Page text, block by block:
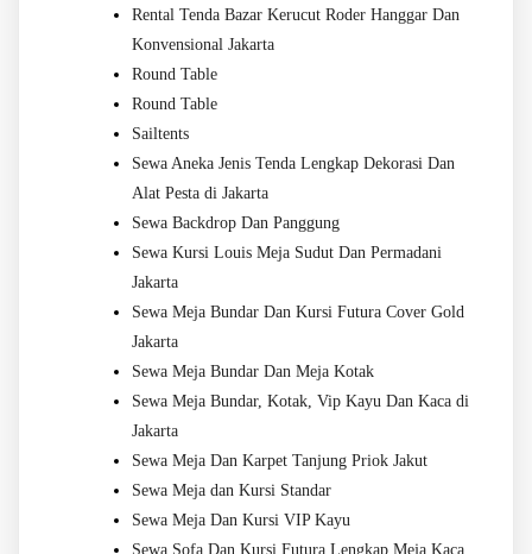
Rental Tenda Bazar Kerucut Roder Hanggar Dan
Konvensional Jakarta
Round Table
Round Table
Sailtents
Sewa Aneka Jenis Tenda Lengkap Dekorasi Dan
Alat Pesta di Jakarta
Sewa Backdrop Dan Panggung
Sewa Kursi Louis Meja Sudut Dan Permadani
Jakarta
Sewa Meja Bundar Dan Kursi Futura Cover Gold
Jakarta
Sewa Meja Bundar Dan Meja Kotak
Sewa Meja Bundar, Kotak, Vip Kayu Dan Kaca di
Jakarta
Sewa Meja Dan Karpet Tanjung Priok Jakut
Sewa Meja dan Kursi Standar
Sewa Meja Dan Kursi VIP Kayu
Sewa Sofa Dan Kursi Futura Lengkap Meja Kaca